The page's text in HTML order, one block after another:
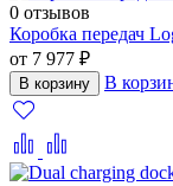
0 отзывов
Коробка передач
от 7 977 ₽
В корзину В